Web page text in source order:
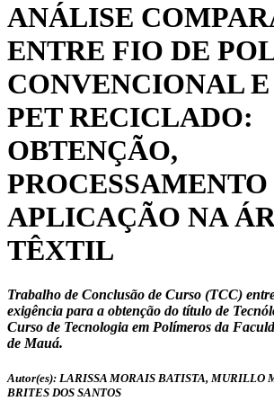
ANÁLISE
ENTRE FIO DE
CONVENCIONAL
PET RECICLADO:
OBTENÇÃO,
PROCESSAMENTO
APLICAÇÃO NA
TÊXTIL
Trabalho de Conclusão de Curso (TCC)
exigência para a obtenção do título de
Curso de Tecnologia em Polímeros da
de Mauá.
Autor(es): LARISSA MORAIS BATISTA, MURILLO
BRITES DOS SANTOS